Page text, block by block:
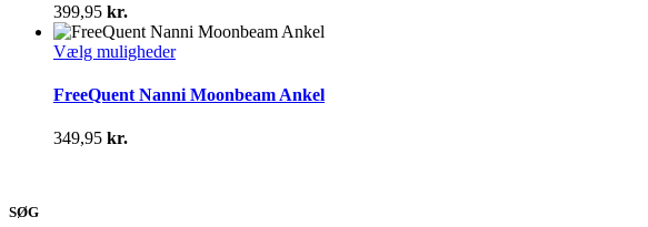
Mulighederne
kan
vælges
varesiden
399,95 kr.
Vælg mulighederDette
har
FreeQuent Nanni Moonbeam Ankel
349,95 kr.
SØG